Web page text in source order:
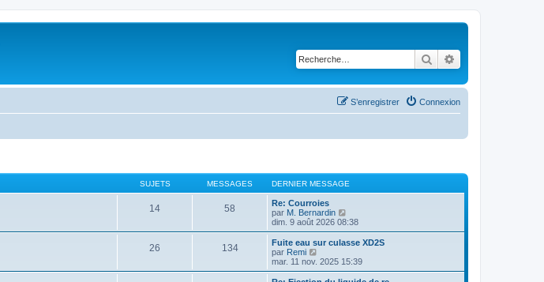
Rechercher
Connexion
S’enregistrer
SUJETS MESSAGES DERNIER MESSAGE
14 58
Re: Courroies
par M. Bernardin
o
i
r
e
dim. 9 août 2026 08:38
26 134
Fuite eau sur culasse XD2S
par Remi
o
i
r
mar. 11 nov. 2025 15:39